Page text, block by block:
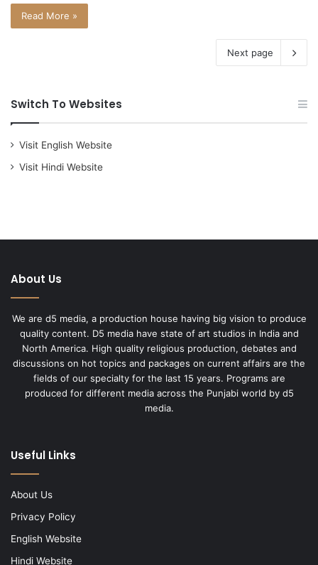
Read More »
Next page
Switch To Websites
Visit English Website
Visit Hindi Website
About Us
We are d5 media, a production house having big vision to produce
quality content. D5 media have state of art studios in India and
North America. High quality religious production, debates and
discussions on hot topics and packages on current affairs are the
fields of our specialty for the last 15 years. Programs are
produced for different media across the Punjabi world by d5
media.
Useful Links
About Us
Privacy Policy
English Website
Hindi Website